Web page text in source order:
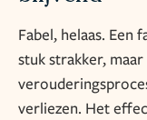
Fabel, helaas. Een
stuk strakker,
verliezen. Het